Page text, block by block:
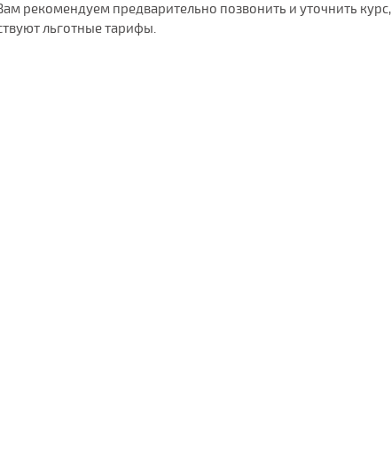
рекомендуем предварительно позвонить и уточнить
льготные тарифы.